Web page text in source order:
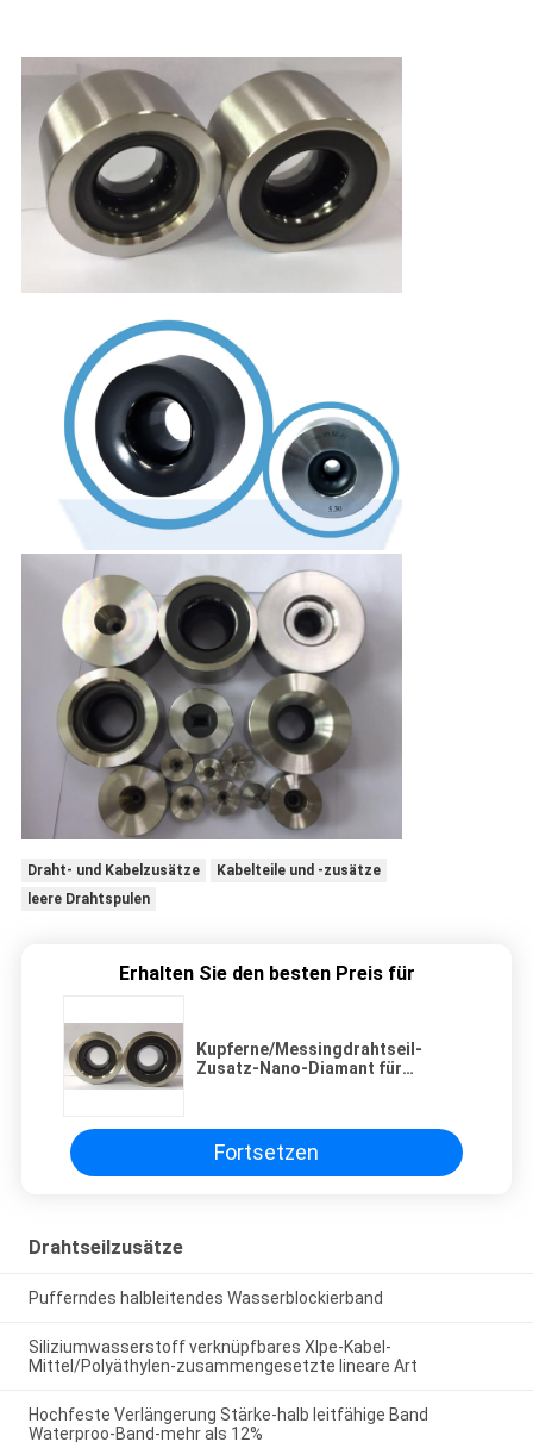
Draht- und Kabelzusätze
Kabelteile und -zusätze
leere Drahtspulen
Erhalten Sie den besten Preis für
Kupferne/Messingdrahtseil-
Zusatz-Nano-Diamant für
Fortsetzen
Drahtseilzusätze
Pufferndes halbleitendes Wasserblockierband
Siliziumwasserstoff verknüpfbares Xlpe-Kabel-
Mittel/Polyäthylen-zusammengesetzte lineare Art
Hochfeste Verlängerung Stärke-halb leitfähige Band
Waterproo-Band-mehr als 12%